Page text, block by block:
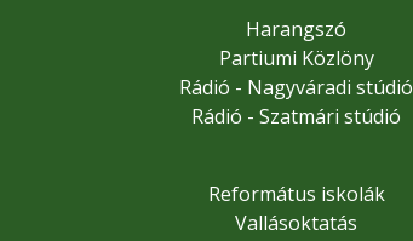
Harangszó
Partiumi Közlöny
Rádió - Nagyváradi stúdió
Rádió - Szatmári stúdió
Református iskolák
Vallásoktatás